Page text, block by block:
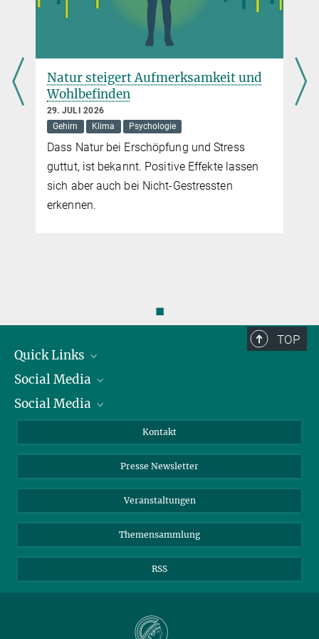
Natur steigert Aufmerksamkeit und
Wohlbefinden
29. JULI 2026
Gehirn
Klima Psychologie
Dass Natur bei Erschöpfung und Stress
guttut, ist bekannt. Positive Effekte lassen
sich aber auch bei Nicht-Gestressten
erkennen.
◼
TOP
Quick Links
Präsident
Zahlen und Fakten
Meldestelle Fehlverhalten
Social Media
Bluesky
TikTok
Social Media
Instagram
YouTube
Kontakt
Presse Newsletter
Veranstaltungen
Themensammlung
RSS